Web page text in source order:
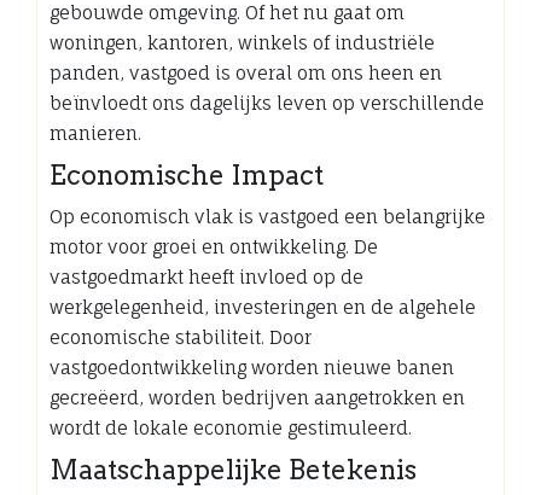
gebouwde omgeving. Of het nu gaat om
woningen, kantoren, winkels of industriële
panden, vastgoed is overal om ons heen en
beïnvloedt ons dagelijks leven op verschillende
manieren.
Economische Impact
Op economisch vlak is vastgoed een belangrijke
motor voor groei en ontwikkeling. De
vastgoedmarkt heeft invloed op de
werkgelegenheid, investeringen en de algehele
economische stabiliteit. Door
vastgoedontwikkeling worden nieuwe banen
gecreëerd, worden bedrijven aangetrokken en
wordt de lokale economie gestimuleerd.
Maatschappelijke Betekenis